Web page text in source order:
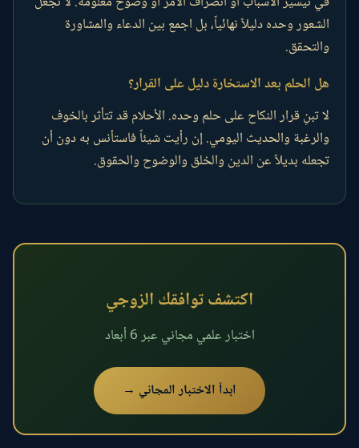
الشعور وحده دليلاً نهائياً، بل اجمع بين الدعاء والمشاورة
والتحقق.
هل الحلم بعد الاستخارة دليل على القرار؟
لا تبنِ قرار النكاح على حلم وحده. الأحلام قد تتأثر بالخوف
والرغبة والحديث اليومي. إن رأيت شيئاً فاستأنس به دون أن
تجعله بديلاً عن الدين والخلق والوضوح والحقوق.
اكتشف توافقك الزوجي
اختبار علمي مجاني عبر 6 أبعاد
ابدأ الاختبار المجاني →